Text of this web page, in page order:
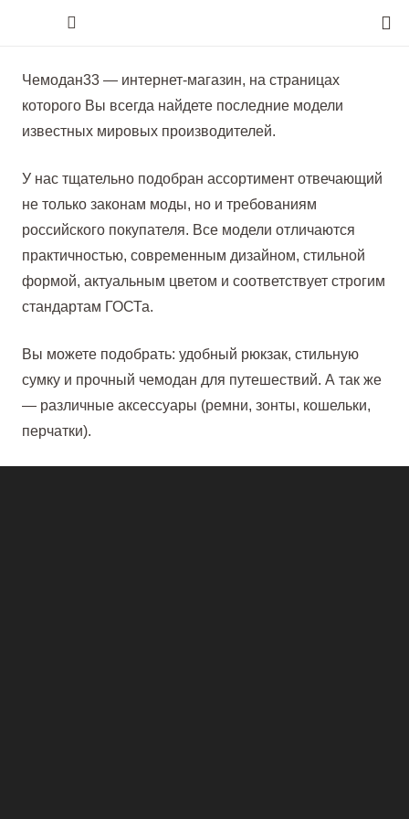
Чемодан33 — интернет-магазин, на страницах
которого Вы всегда найдете последние модели
известных мировых производителей.
У нас тщательно подобран ассортимент отвечающий
не только законам моды, но и требованиям
российского покупателя. Все модели отличаются
практичностью, современным дизайном, стильной
формой, актуальным цветом и соответствует строгим
стандартам ГОСТа.
Вы можете подобрать: удобный рюкзак, стильную
сумку и прочный чемодан для путешествий. А так же
— различные аксессуары (ремни, зонты, кошельки,
перчатки).